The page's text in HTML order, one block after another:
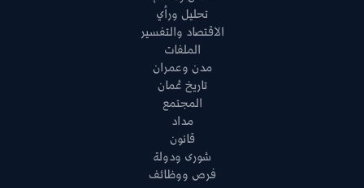
تحليل ورأي
الاقتصاد والتفسير
الملفات
مدن وعمران
تاريخ عُمان
المجتمع
مداد
قانون
شورى ودولة
فرص ووظائف